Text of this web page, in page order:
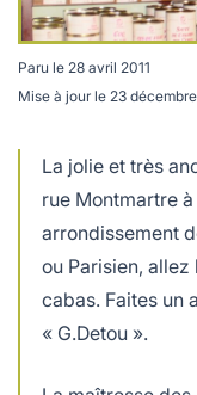
Paru le 28 avril 2011
Mise à jour le 23
La jolie et très
rue Montmartre
arrondissement
ou Parisien,
cabas. Faites un
« G.Detou ».